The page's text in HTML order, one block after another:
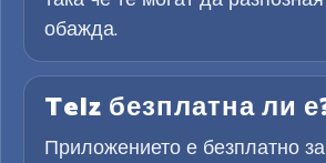
обажда.
Telz безплатна ли
Приложението е безплатно